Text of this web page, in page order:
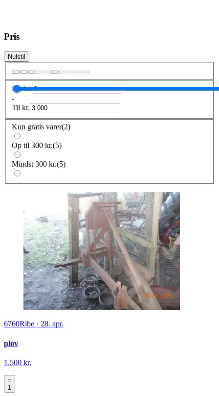
Pris
Nulstil
Frakr.
-
Til kr.
Kun gratis varer(2)
Op til 300 kr.(5)
Mindst 300 kr.(5)
6760Ribe · 28. apr.
plov
1.500 kr.
1